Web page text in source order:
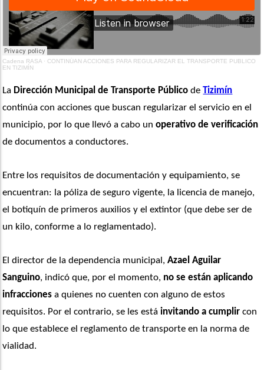
Cadena RASA · CONTINÚAN ACCIONES PARA REGULARIZAR EL TRANSPORTE PUBLICO
EN TIZIMÍN
La Dirección Municipal de Transporte Público de Tizimín
continúa con acciones que buscan regularizar el servicio en el
municipio, por lo que llevó a cabo un operativo de verificación
de documentos a conductores.
Entre los requisitos de documentación y equipamiento, se
encuentran: la póliza de seguro vigente, la licencia de manejo,
el botiquín de primeros auxilios y el extintor (que debe ser de
un kilo, conforme a lo reglamentado).
El director de la dependencia municipal, Azael Aguilar
Sanguino, indicó que, por el momento, no se están aplicando
infracciones a quienes no cuenten con alguno de estos
requisitos. Por el contrario, se les está invitando a cumplir con
lo que establece el reglamento de transporte en la norma de
vialidad.